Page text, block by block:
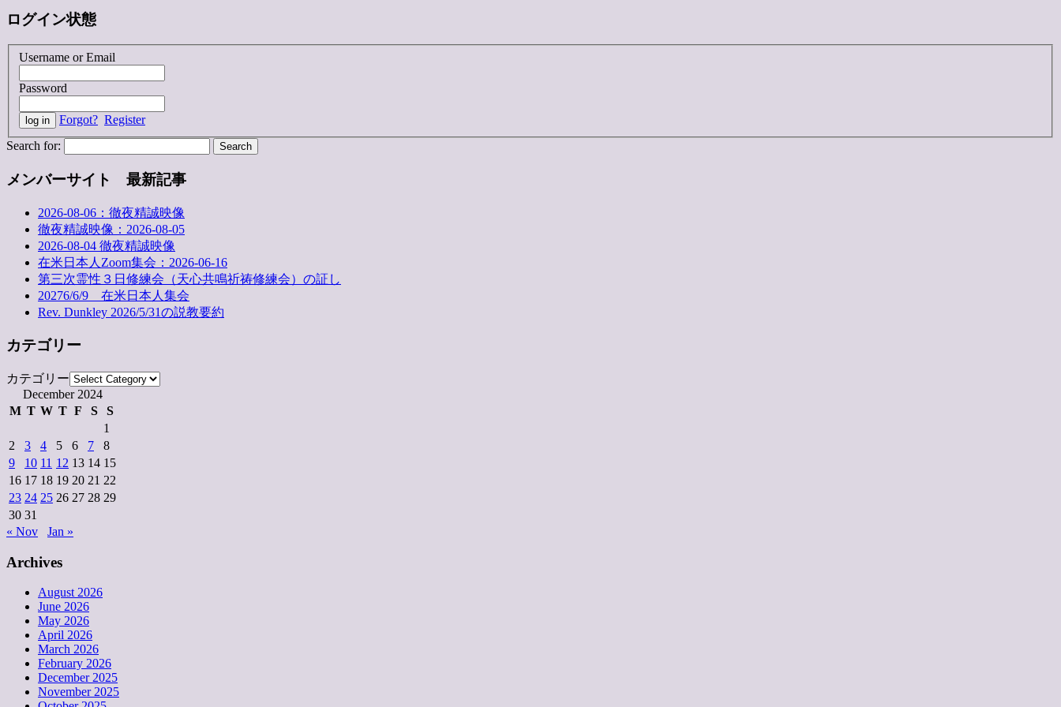
ログイン状態
Username or Email
Password
Forgot? Register
Search for:
メンバーサイト 最新記事
2026-08-06：徹夜精誠映像
徹夜精誠映像：2026-08-05
2026-08-04 徹夜精誠映像
在米日本人Zoom集会：2026-06-16
第三次霊性３日修練会（天心共鳴祈祷修練会）の証し
20276/6/9 在米日本人集会
Rev. Dunkley 2026/5/31の説教要約
カテゴリー
カテゴリー
December 2024
M T W T F S
S
1
2
3 4 5 6 7
8
9
10 11 12 13 14 15
16 17 18 19 20 21 22
23 24 25 26 27 28 29
30 31
« Nov
Jan »
Archives
August 2026
June 2026
May 2026
April 2026
March 2026
February 2026
December 2025
November 2025